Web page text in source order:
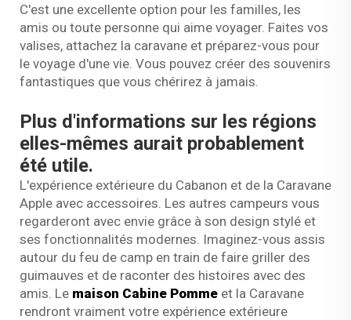
C'est une excellente option pour les familles, les
amis ou toute personne qui aime voyager. Faites vos
valises, attachez la caravane et préparez-vous pour
le voyage d'une vie. Vous pouvez créer des souvenirs
fantastiques que vous chérirez à jamais.
Plus d'informations sur les régions
elles-mêmes aurait probablement
été utile.
L'expérience extérieure du Cabanon et de la Caravane
Apple avec accessoires. Les autres campeurs vous
regarderont avec envie grâce à son design stylé et
ses fonctionnalités modernes. Imaginez-vous assis
autour du feu de camp en train de faire griller des
guimauves et de raconter des histoires avec des
amis. Le maison Cabine Pomme et la Caravane
rendront vraiment votre expérience extérieure